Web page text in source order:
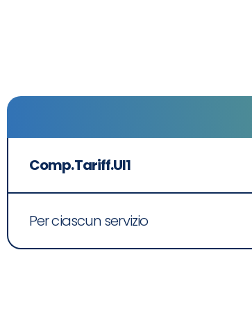
Comp.Tariff.UI1
Per ciascun servizio